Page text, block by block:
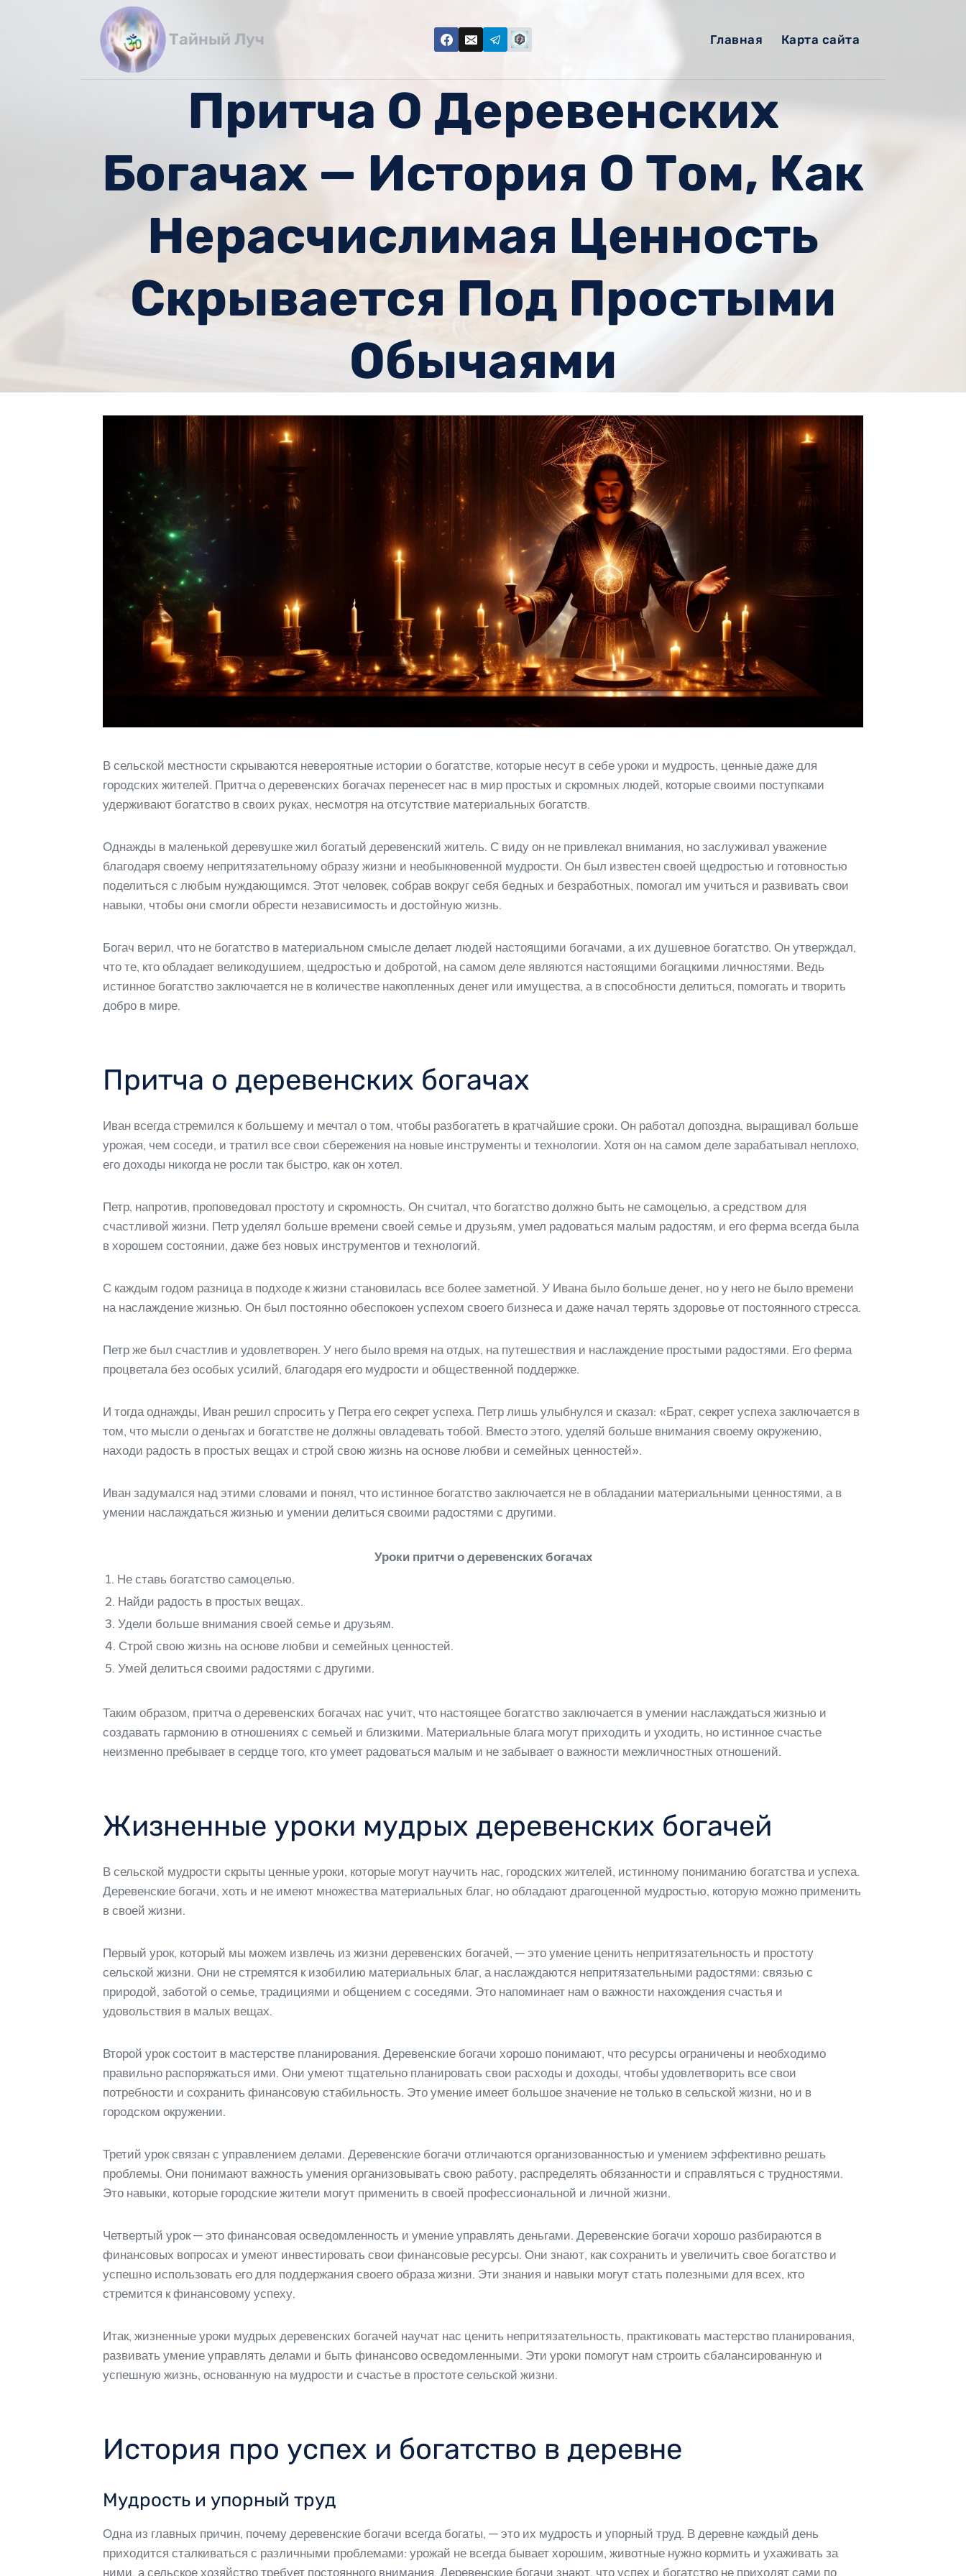
Тайный Луч Главная Карта сайта
Притча О Деревенских
Богачах — История О Том, Как
Нерасчислимая Ценность
Скрывается Под Простыми
Обычаями
В сельской местности скрываются невероятные истории о богатстве, которые несут в себе уроки и мудрость, ценные даже для
городских жителей. Притча о деревенских богачах перенесет нас в мир простых и скромных людей, которые своими поступками
удерживают богатство в своих руках, несмотря на отсутствие материальных богатств.
Однажды в маленькой деревушке жил богатый деревенский житель. С виду он не привлекал внимания, но заслуживал уважение
благодаря своему непритязательному образу жизни и необыкновенной мудрости. Он был известен своей щедростью и готовностью
поделиться с любым нуждающимся. Этот человек, собрав вокруг себя бедных и безработных, помогал им учиться и развивать свои
навыки, чтобы они смогли обрести независимость и достойную жизнь.
Богач верил, что не богатство в материальном смысле делает людей настоящими богачами, а их душевное богатство. Он утверждал,
что те, кто обладает великодушием, щедростью и добротой, на самом деле являются настоящими богацкими личностями. Ведь
истинное богатство заключается не в количестве накопленных денег или имущества, а в способности делиться, помогать и творить
добро в мире.
Притча о деревенских богачах
Иван всегда стремился к большему и мечтал о том, чтобы разбогатеть в кратчайшие сроки. Он работал допоздна, выращивал больше
урожая, чем соседи, и тратил все свои сбережения на новые инструменты и технологии. Хотя он на самом деле зарабатывал неплохо,
его доходы никогда не росли так быстро, как он хотел.
Петр, напротив, проповедовал простоту и скромность. Он считал, что богатство должно быть не самоцелью, а средством для
счастливой жизни. Петр уделял больше времени своей семье и друзьям, умел радоваться малым радостям, и его ферма всегда была
в хорошем состоянии, даже без новых инструментов и технологий.
С каждым годом разница в подходе к жизни становилась все более заметной. У Ивана было больше денег, но у него не было времени
на наслаждение жизнью. Он был постоянно обеспокоен успехом своего бизнеса и даже начал терять здоровье от постоянного стресса.
Петр же был счастлив и удовлетворен. У него было время на отдых, на путешествия и наслаждение простыми радостями. Его ферма
процветала без особых усилий, благодаря его мудрости и общественной поддержке.
И тогда однажды, Иван решил спросить у Петра его секрет успеха. Петр лишь улыбнулся и сказал: «Брат, секрет успеха заключается в
том, что мысли о деньгах и богатстве не должны овладевать тобой. Вместо этого, уделяй больше внимания своему окружению,
находи радость в простых вещах и строй свою жизнь на основе любви и семейных ценностей».
Иван задумался над этими словами и понял, что истинное богатство заключается не в обладании материальными ценностями, а в
умении наслаждаться жизнью и умении делиться своими радостями с другими.
Уроки притчи о деревенских богачах
1. Не ставь богатство самоцелью.
2. Найди радость в простых вещах.
3. Удели больше внимания своей семье и друзьям.
4. Строй свою жизнь на основе любви и семейных ценностей.
5. Умей делиться своими радостями с другими.
Таким образом, притча о деревенских богачах нас учит, что настоящее богатство заключается в умении наслаждаться жизнью и
создавать гармонию в отношениях с семьей и близкими. Материальные блага могут приходить и уходить, но истинное счастье
неизменно пребывает в сердце того, кто умеет радоваться малым и не забывает о важности межличностных отношений.
Жизненные уроки мудрых деревенских богачей
В сельской мудрости скрыты ценные уроки, которые могут научить нас, городских жителей, истинному пониманию богатства и успеха.
Деревенские богачи, хоть и не имеют множества материальных благ, но обладают драгоценной мудростью, которую можно применить
в своей жизни.
Первый урок, который мы можем извлечь из жизни деревенских богачей, — это умение ценить непритязательность и простоту
сельской жизни. Они не стремятся к изобилию материальных благ, а наслаждаются непритязательными радостями: связью с
природой, заботой о семье, традициями и общением с соседями. Это напоминает нам о важности нахождения счастья и
удовольствия в малых вещах.
Второй урок состоит в мастерстве планирования. Деревенские богачи хорошо понимают, что ресурсы ограничены и необходимо
правильно распоряжаться ими. Они умеют тщательно планировать свои расходы и доходы, чтобы удовлетворить все свои
потребности и сохранить финансовую стабильность. Это умение имеет большое значение не только в сельской жизни, но и в
городском окружении.
Третий урок связан с управлением делами. Деревенские богачи отличаются организованностью и умением эффективно решать
проблемы. Они понимают важность умения организовывать свою работу, распределять обязанности и справляться с трудностями.
Это навыки, которые городские жители могут применить в своей профессиональной и личной жизни.
Четвертый урок — это финансовая осведомленность и умение управлять деньгами. Деревенские богачи хорошо разбираются в
финансовых вопросах и умеют инвестировать свои финансовые ресурсы. Они знают, как сохранить и увеличить свое богатство и
успешно использовать его для поддержания своего образа жизни. Эти знания и навыки могут стать полезными для всех, кто
стремится к финансовому успеху.
Итак, жизненные уроки мудрых деревенских богачей научат нас ценить непритязательность, практиковать мастерство планирования,
развивать умение управлять делами и быть финансово осведомленными. Эти уроки помогут нам строить сбалансированную и
успешную жизнь, основанную на мудрости и счастье в простоте сельской жизни.
История про успех и богатство в деревне
Мудрость и упорный труд
Одна из главных причин, почему деревенские богачи всегда богаты, — это их мудрость и упорный труд. В деревне каждый день
приходится сталкиваться с различными проблемами: урожай не всегда бывает хорошим, животные нужно кормить и ухаживать за
ними, а сельское хозяйство требует постоянного внимания. Деревенские богачи знают, что успех и богатство не приходят сами по